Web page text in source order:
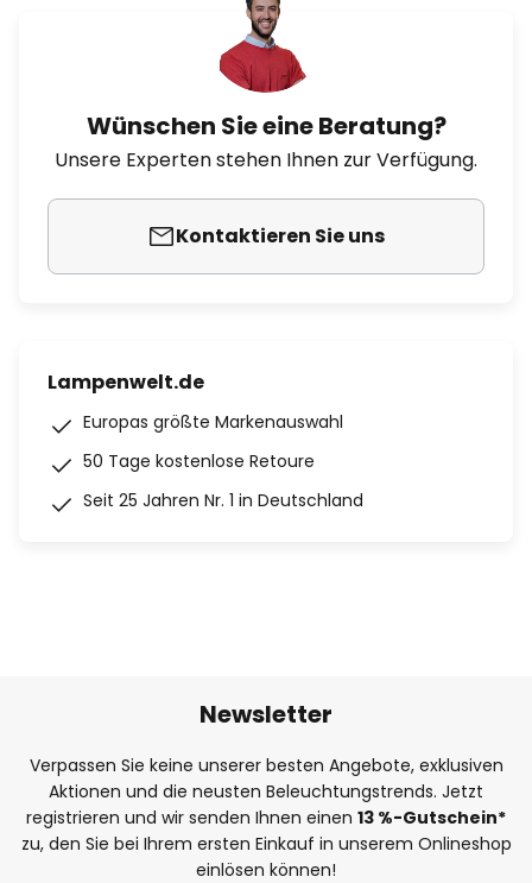
Wünschen Sie eine Beratung?
Unsere Experten stehen Ihnen zur Verfügung.
Kontaktieren Sie uns
Lampenwelt.de
Europas größte Markenauswahl
50 Tage kostenlose Retoure
Seit 25 Jahren Nr. 1 in Deutschland
Newsletter
Verpassen Sie keine unserer besten Angebote, exklusiven
Aktionen und die neusten Beleuchtungstrends. Jetzt
registrieren und wir senden Ihnen einen 13 %-Gutschein*
zu, den Sie bei Ihrem ersten Einkauf in unserem Onlineshop
einlösen können!